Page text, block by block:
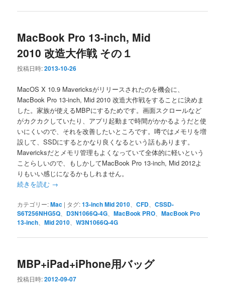
MacBook Pro 13-inch, Mid
2010 改造大作戦 その１
投稿日時:2013-10-26
MacOS X 10.9 Mavericksがリリースされたのを機会に、
MacBook Pro 13-inch, Mid 2010 改造大作戦をすることに決めま
した。家族が使えるMBPにするためです。画面スクロールなど
がカクカクしていたり、アプリ起動まで時間がかかるようだと使
いにくいので、それを改善したいところです。噂ではメモリを増
設して、SSDにするとかなり良くなるという話もあります。
Mavericksだとメモリ管理もよくなっていて全体的に軽いという
ことらしいので、もしかしてMacBook Pro 13-inch, Mid 2012よ
りもいい感じになるかもしれません。
続きを読む →
カテゴリー:Mac | タグ:13-inch Mid 2010 、CFD 、CSSD-
S6T256NHG5Q
D3N1066Q-4G 、MacBook PRO 、MacBook Pro
13-inch 、Mid 2010 、W3N1066Q-4G
MBP+iPad+iPhone用バッグ
投稿日時:2012-09-07